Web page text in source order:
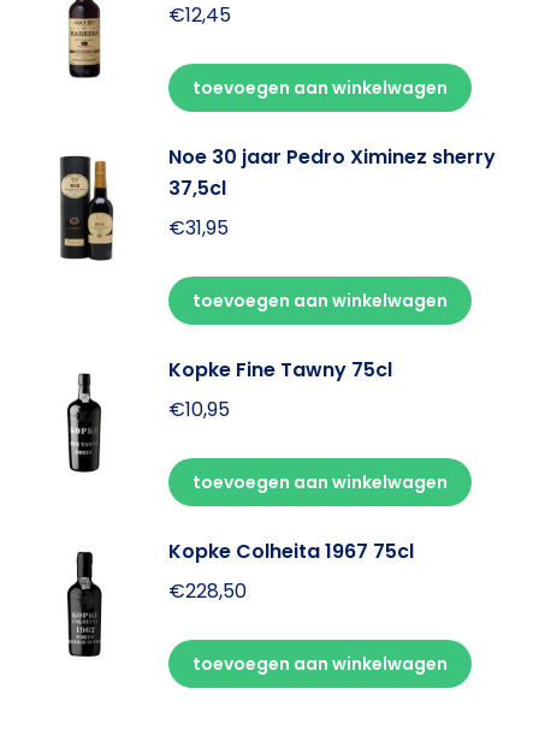
€12,45
toevoegen aan winkelwagen
Noe 30 jaar Pedro Ximinez sherry
37,5cl
€31,95
toevoegen aan winkelwagen
Kopke Fine Tawny 75cl
€10,95
toevoegen aan winkelwagen
Kopke Colheita 1967 75cl
€228,50
toevoegen aan winkelwagen